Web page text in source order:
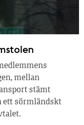
mellan
stämt
ett sörmländskt